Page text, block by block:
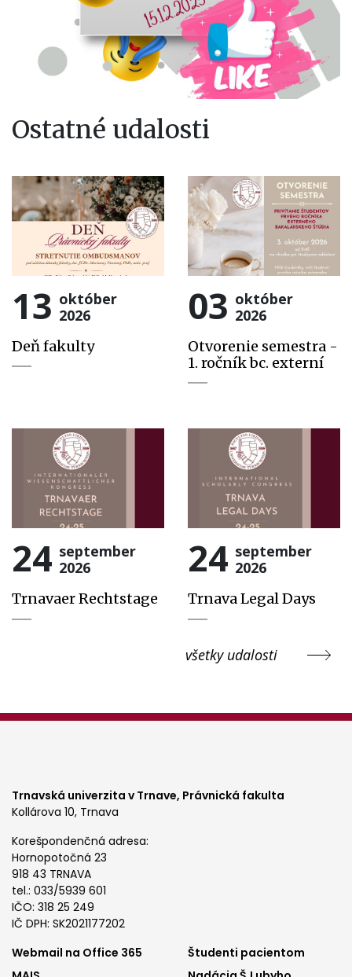
Ostatné udalosti
13 október
2026
Deň fakulty
03 október
2026
Otvorenie semestra -
1. ročník bc. externí
24 september
2026
Trnavaer Rechtstage
24 september
2026
Trnava Legal Days
všetky udalosti
Trnavská univerzita v Trnave, Právnická fakulta
Kollárova 10, Trnava
Korešpondenčná adresa:
Hornopotočná 23
918 43 TRNAVA
tel.: 033/5939 601
IČO: 318 25 249
IČ DPH: SK2021177202
Footer
Webmail na Office 365
Footer
Študenti pacientom